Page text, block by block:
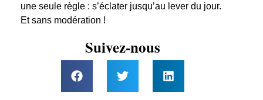
une seule règle : s’éclater jusqu’au lever du jour.
Et sans modération !
Suivez-nous